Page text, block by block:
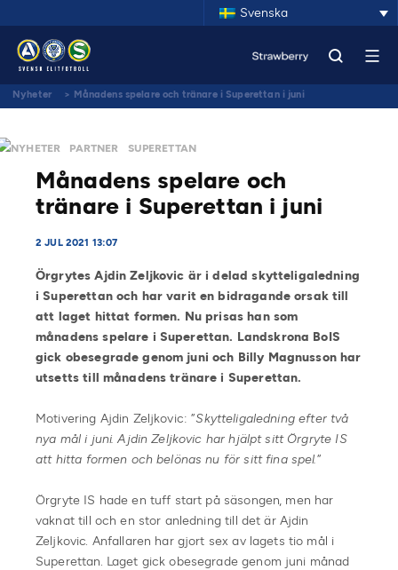
Svenska
Nyheter > Månadens spelare och tränare i Superettan i juni
NYHETER PARTNER SUPERETTAN
Månadens spelare och
tränare i Superettan i juni
2 JUL 2021 13:07
Örgrytes Ajdin Zeljkovic är i delad skytteligaledning
i Superettan och har varit en bidragande orsak till
att laget hittat formen. Nu prisas han som
månadens spelare i Superettan. Landskrona BoIS
gick obesegrade genom juni och Billy Magnusson har
utsetts till månadens tränare i Superettan.
Motivering Ajdin Zeljkovic: ”Skytteligaledning efter två
nya mål i juni. Ajdin Zeljkovic har hjälpt sitt Örgryte IS
att hitta formen och belönas nu för sitt fina spel.”
Örgryte IS hade en tuff start på säsongen, men har
vaknat till och en stor anledning till det är Ajdin
Zeljkovic. Anfallaren har gjort sex av lagets tio mål i
Superettan. Laget gick obesegrade genom juni månad